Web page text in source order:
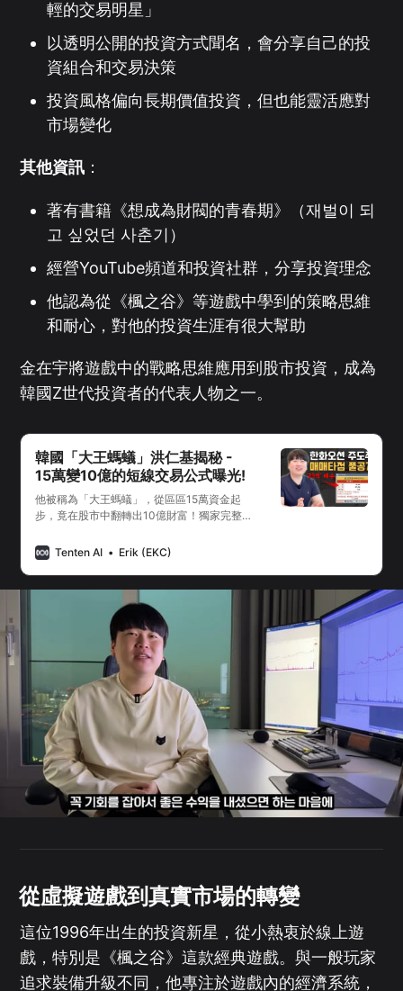
輕的交易明星」
以透明公開的投資方式聞名，會分享自己的投
資組合和交易決策
投資風格偏向長期價值投資，但也能靈活應對
市場變化
其他資訊 ：
著有書籍《想成為財閥的青春期》（재벌이 되
고 싶었던 사춘기）
經營YouTube頻道和投資社群，分享投資理念
他認為從《楓之谷》等遊戲中學到的策略思維
和耐心，對他的投資生涯有很大幫助
金在宇將遊戲中的戰略思維應用到股市投資，成為
韓國Z世代投資者的代表人物之一。
韓國「大王螞蟻」洪仁基揭秘 -
15萬變10億的短線交易公式曝光!
他被稱為「大王螞蟻」，從區區15萬資金起
步，竟在股市中翻轉出10億財富！獨家完整
富之路。Tenten AI Erik (EKC)
從虛擬遊戲到真實市場的轉變
這位1996年出生的投資新星，從小熱衷於線上遊
戲，特別是《楓之谷》這款經典遊戲。與一般玩家
追求裝備升級不同，他專注於遊戲內的經濟系統，